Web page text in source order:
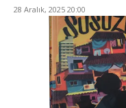
28 Aralık, 2025 20:00